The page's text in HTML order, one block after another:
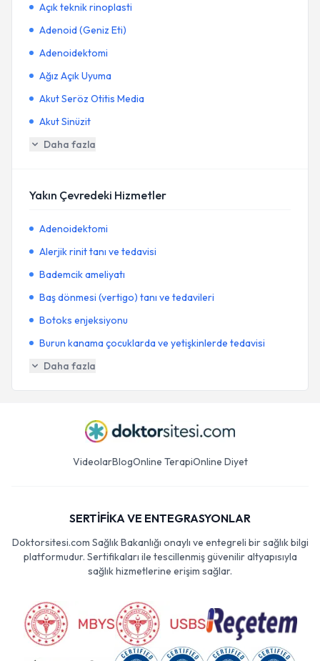
Açık teknik rinoplasti
Adenoid (Geniz Eti)
Adenoidektomi
Ağız Açık Uyuma
Akut Seröz Otitis Media
Akut Sinüzit
Daha fazla
Yakın Çevredeki Hizmetler
Adenoidektomi
Alerjik rinit tanı ve tedavisi
Bademcik ameliyatı
Baş dönmesi (vertigo) tanı ve tedavileri
Botoks enjeksiyonu
Burun kanama çocuklarda ve yetişkinlerde tedavisi
Daha fazla
VideolarBlogOnline TerapiOnline Diyet
SERTİFİKA VE ENTEGRASYONLAR
Doktorsitesi.com Sağlık Bakanlığı onaylı ve entegreli bir sağlık bilgi
platformudur. Sertifikaları ile tescillenmiş güvenilir altyapısıyla
sağlık hizmetlerine erişim sağlar.